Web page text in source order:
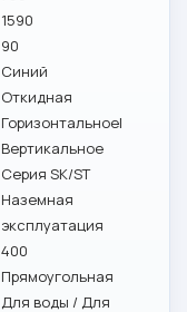
1590
90
Синий
Откидная
Горизонтальное|
Вертикальное
Серия SK/ST
Наземная
эксплуатация
400
Прямоугольная
Для воды / Для